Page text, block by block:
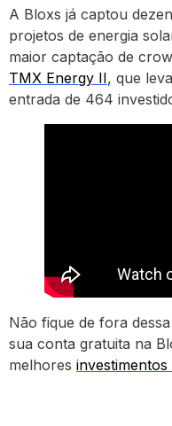
A Bloxs já captou
projetos de energia
maior captação de
TMX Energy II, que
entrada de 464
Não fique de fora
sua conta gratuita na
melhores